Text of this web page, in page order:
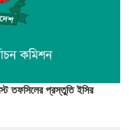
তফসিলের প্রস্তুতি ইসির